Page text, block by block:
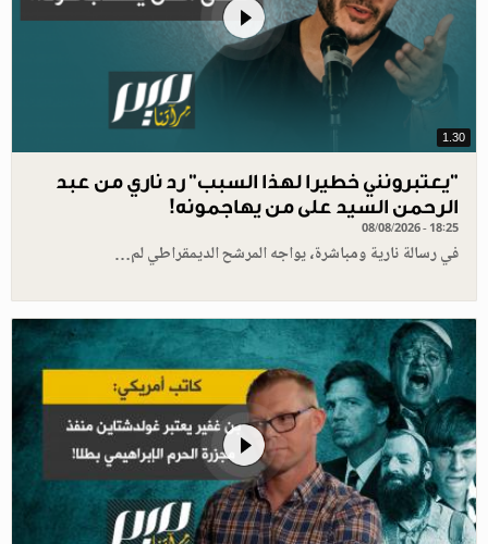
1.30
"يعتبرونني خطيرا لهذا السبب" رد ناري من عبد
الرحمن السيد على من يهاجمونه!
08/08/2026 - 18:25
في رسالة نارية ومباشرة، يواجه المرشح الديمقراطي لم…